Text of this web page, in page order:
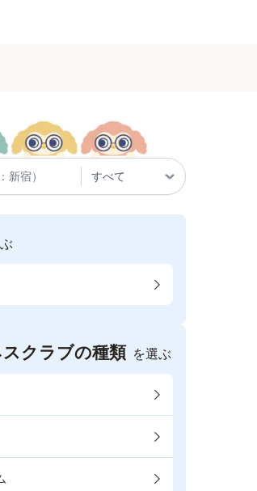
クラブの種類 を選ぶ